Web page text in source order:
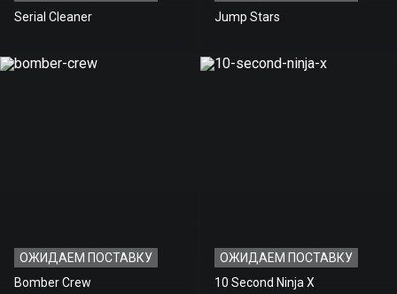
Serial Cleaner
Jump Stars
ОЖИДАЕМ ПОСТАВКУ
Bomber Crew
ОЖИДАЕМ ПОСТАВКУ
10 Second Ninja X